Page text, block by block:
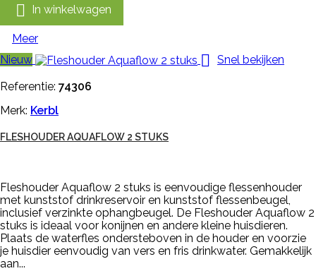
 In winkelwagen
Meer
Nieuw
 Snel bekijken
Referentie: 74306
Merk: Kerbl
FLESHOUDER AQUAFLOW 2 STUKS
Fleshouder Aquaflow 2 stuks is eenvoudige flessenhouder
met kunststof drinkreservoir en kunststof flessenbeugel,
inclusief verzinkte ophangbeugel. De Fleshouder Aquaflow 2
stuks is ideaal voor konijnen en andere kleine huisdieren.
Plaats de waterfles ondersteboven in de houder en voorzie
je huisdier eenvoudig van vers en fris drinkwater. Gemakkelijk
aan...